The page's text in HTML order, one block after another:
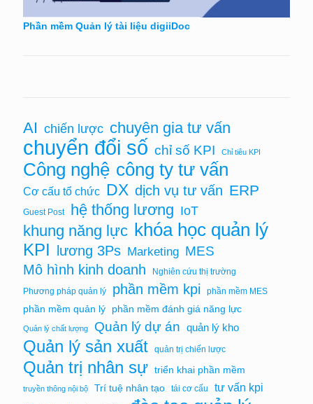
Phần mềm Quản lý tài liệu digiiDoc
AI chiến lược chuyên gia tư vấn
chuyển đổi số chỉ số KPI Chỉ tiêu KPI
Công nghệ công ty tư vấn
Cơ cấu tổ chức DX dịch vụ tư vấn ERP
Guest Post hệ thống lương IoT
khung năng lực khóa học quản lý
KPI lương 3Ps Marketing MES
Mô hình kinh doanh
Nghiên cứu thị trường
Phương pháp quản lý
phần mềm kpi phần mềm MES
phần mềm quản lý phần mềm đánh giá năng lực
Quản lý chất lượng Quản lý dự án quản lý kho
Quản lý sản xuất quản trị chiến lược
Quản trị nhân sự triển khai phần mềm
truyền thông nội bộ Trí tuệ nhân tạo tái cơ cấu tư vấn kpi